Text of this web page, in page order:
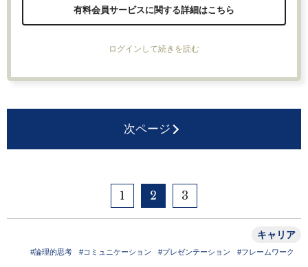
有料会員サービスに関する詳細はこちら
ログインして続きを読む
次ページ
1 2 3
キャリア
#論理的思考 #コミュニケーション #プレゼンテーション #フレームワーク